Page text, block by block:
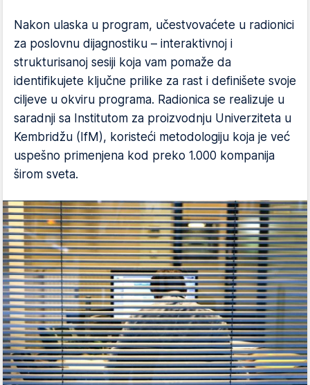
Nakon ulaska u program, učestvovaćete u radionici
za poslovnu dijagnostiku – interaktivnoj i
strukturisanoj sesiji koja vam pomaže da
identifikujete ključne prilike za rast i definišete svoje
ciljeve u okviru programa. Radionica se realizuje u
saradnji sa Institutom za proizvodnju Univerziteta u
Kembridžu (IfM), koristeći metodologiju koja je već
uspešno primenjena kod preko 1.000 kompanija
širom sveta.